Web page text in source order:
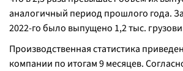
аналогичный период прошлого года.
2022-го было выпущено 1,2 тыс.
Производственная статистика
компании по итогам 9 месяцев.